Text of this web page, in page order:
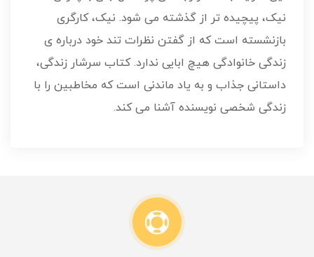
نیک، پیچیده تر از گذشته می شود. نیک، کارگری
بازنشسته است که از گفتن نظرات تند خود درباره ی
زندگی خانوادگی هیچ ابایی ندارد. کتاب سرشار زندگی،
داستانی جذاب و به یاد ماندنی است که مخاطبین را با
زندگی شخصی نویسنده آشنا می کند.